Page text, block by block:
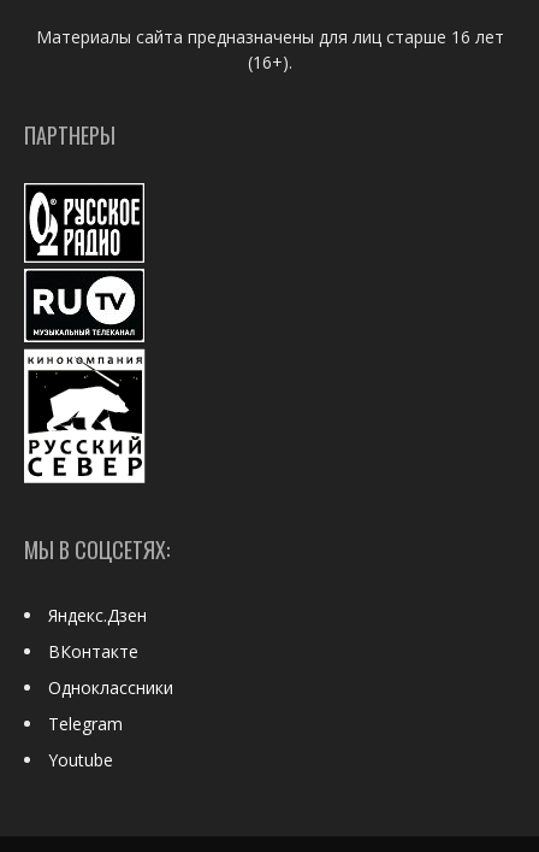
Материалы сайта предназначены для лиц старше 16 лет
(16+).
ПАРТНЕРЫ
МЫ В СОЦСЕТЯХ:
Яндекс.Дзен
ВКонтакте
Одноклассники
Telegram
Youtube